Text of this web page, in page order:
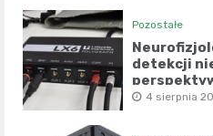
Pozostałe
detekcji
4 sierpnia